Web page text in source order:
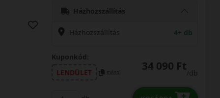
Házhozszállítás
Házhozszállítás 4+ db
Kuponkód:
LENDÜLET
másol 34 090 Ft
/db